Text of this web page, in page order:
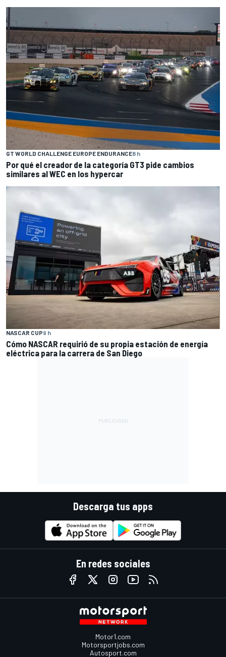
GT WORLD CHALLENGE EUROPE ENDURANCE8 h
Por qué el creador de la categoría GT3 pide cambios
similares al WEC en los hypercar
NASCAR CUP9 h
Cómo NASCAR requirió de su propia estación de energía
eléctrica para la carrera de San Diego
Descarga tus apps
En redes sociales
Motor1.com
Motorsportjobs.com
Autosport.com